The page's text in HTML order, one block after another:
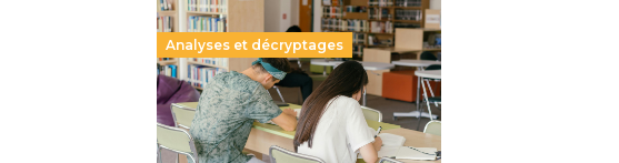
Analyses et décryptages
Supérieur privé : une dérive
qui met à mal la promesse